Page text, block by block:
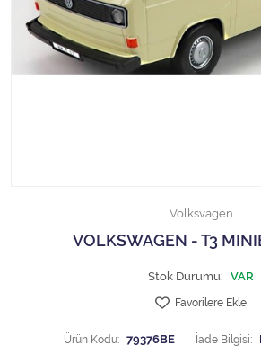
1/18 MİNİCHAMPS
1/18 Motormax
Volksvagen
VOLKSWAGEN - T3
Stok Durumu: VAR
Favorilere Ekle
Ürün Kodu: 79376BE İade Bilgisi: